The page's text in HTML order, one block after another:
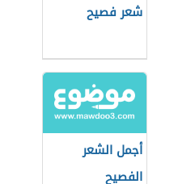
شعر فصيح
أجمل الشعر
الفصيح